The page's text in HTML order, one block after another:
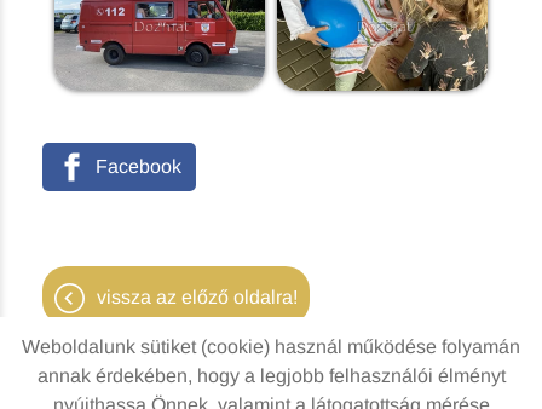
Facebook
vissza az előző oldalra!
Weboldalunk sütiket (cookie) használ működése folyamán
annak érdekében, hogy a legjobb felhasználói élményt
nyújthassa Önnek, valamint a látogatottság mérése